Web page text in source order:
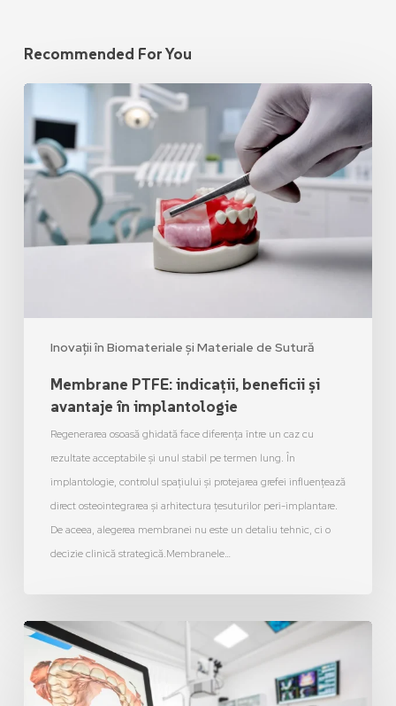
Recommended For You
Inovații în Biomateriale și Materiale de Sutură
Membrane PTFE: indicații, beneficii și
avantaje în implantologie
Regenerarea osoasă ghidată face diferența între un caz cu
rezultate acceptabile și unul stabil pe termen lung. În
implantologie, controlul spațiului și protejarea grefei influențează
direct osteointegrarea și arhitectura țesuturilor peri-implantare.
De aceea, alegerea membranei nu este un detaliu tehnic, ci o
decizie clinică strategică.Membranele…